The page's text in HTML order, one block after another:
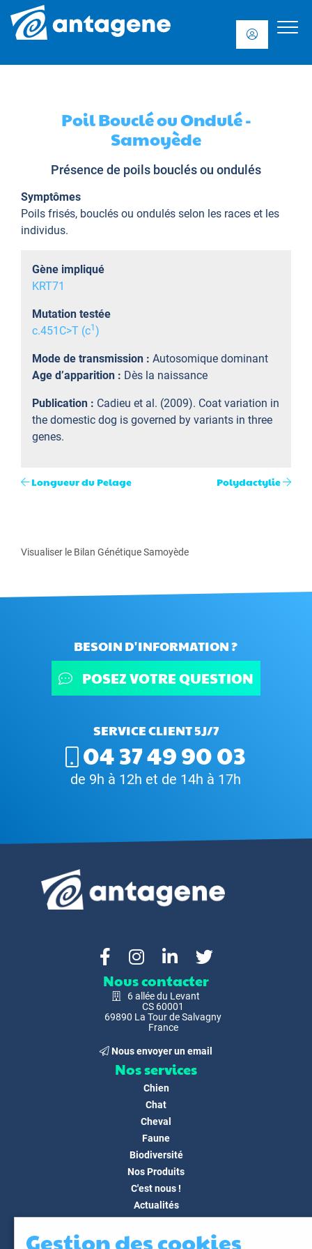
Poil Bouclé ou Ondulé -
Samoyède
Présence de poils bouclés ou ondulés
Symptômes
Poils frisés, bouclés ou ondulés selon les races et les
individus.
Gène impliqué
KRT71
Mutation testée
c.451C>T (c1 )
Mode de transmission : Autosomique dominant
Age d’apparition : Dès la naissance
Publication : Cadieu et al. (2009). Coat variation in
the domestic dog is governed by variants in three
genes.
Longueur du Pelage Polydactylie
Visualiser le Bilan Génétique Samoyède
BESOIN D'INFORMATION ?
POSEZ VOTRE QUESTION
SERVICE CLIENT 5J/7
04 37 49 90 03
de 9h à 12h et de 14h à 17h
Nous contacter
6 allée du Levant
CS 60001
69890 La Tour de Salvagny
France
Nous envoyer un email
Nos services
Chien
Chat
Cheval
Faune
Biodiversité
Nos Produits
C'est nous !
Actualités
FAQ
Gestion des cookies